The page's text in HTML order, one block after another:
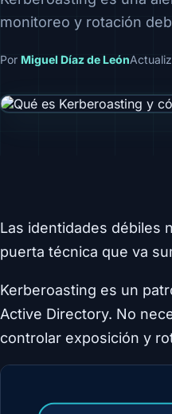
monitoreo y rotación
Por Miguel Díaz de León
Las identidades débiles
puerta técnica que va
Kerberoasting es un
Active Directory. No
controlar exposición y